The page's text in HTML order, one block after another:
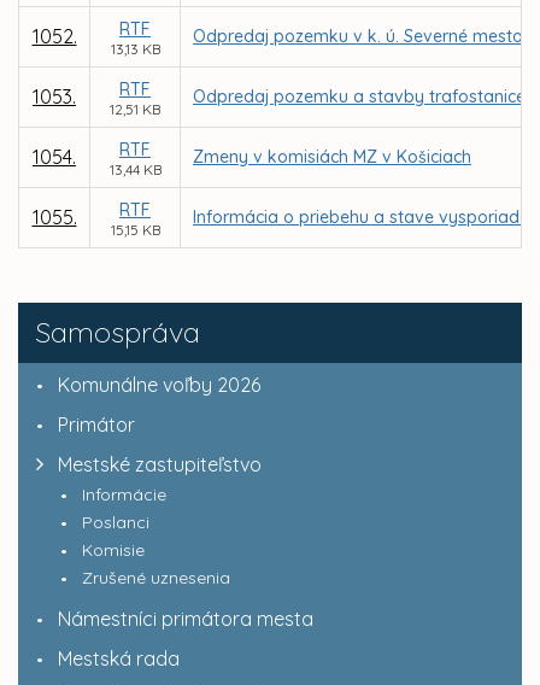
Samospráva
Komunálne voľby 2026
Primátor
Mestské zastupiteľstvo
Informácie
Poslanci
Komisie
Zrušené uznesenia
Námestníci primátora mesta
Mestská rada
1052. RTF
13,13 KB
Odpredaj pozemku v k. ú. Severné mesto
1053. RTF
12,51 KB
Odpredaj pozemku a stavby trafostanice
1054. RTF
13,44 KB
Zmeny v komisiách MZ v Košiciach
1055. RTF
15,15 KB
Informácia o priebehu a stave